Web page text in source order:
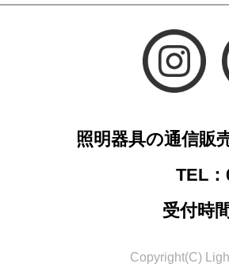
照明器具の通信
TEL
受付時
Copyright(C)